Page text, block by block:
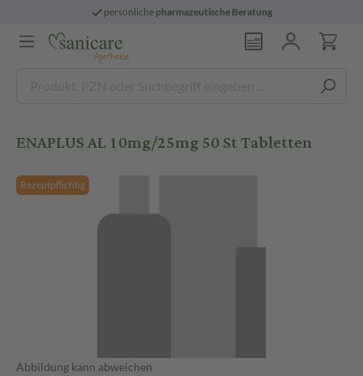
persönliche pharmazeutische Beratung
ENAPLUS AL 10mg/25mg 50 St Tabletten
Rezeptpflichtig
Abbildung kann abweichen